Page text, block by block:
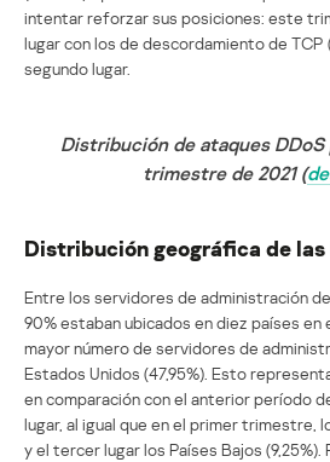
intentar reforzar sus posiciones: este
lugar con los de descordamiento de TCP
segundo lugar.
Distribución de ataques
trimestre de 2021 (
Distribución geográfica de
Entre los servidores de administración
90% estaban ubicados en diez países
mayor número de servidores de
Estados Unidos (47,95%). Esto
en comparación con el anterior período
lugar, al igual que en el primer trimestre,
y el tercer lugar los Países Bajos (9,25%).